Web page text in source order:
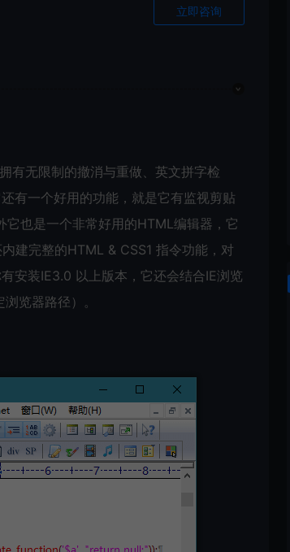
立即咨询
有无限制的撤消与重做、英文拼字检
有一个好用的功能，就是它有监视剪贴
也是一个非常好用的HTML编辑器，它
建完整的HTML & CSS1 指令功能，对
安装IE3.0 以上版本，它还会结合IE浏览
览器路径）。